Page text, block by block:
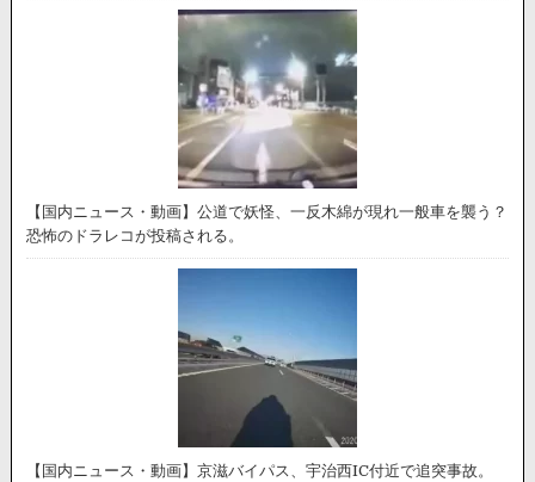
【国内ニュース・動画】公道で妖怪、一反木綿が現れ一般車を襲う？
恐怖のドラレコが投稿される。
【国内ニュース・動画】京滋バイパス、宇治西IC付近で追突事故。